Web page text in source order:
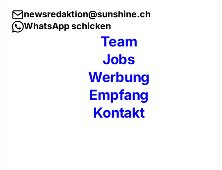
newsredaktion@sunshine.ch
WhatsApp schicken
Team
Jobs
Werbung
Empfang
Kontakt